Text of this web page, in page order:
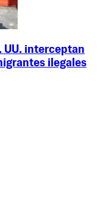
UU. interceptan
ilegales